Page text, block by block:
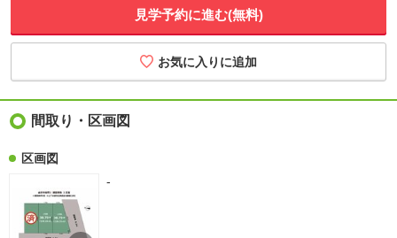
見学予約に進む(無料)
間取り・区画図
区画図
-